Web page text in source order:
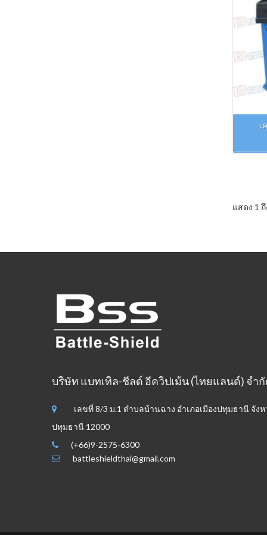
เ
แสดง 1
บริษัท แบทเทิล-ชีลด์ อีควิปเม้น (ไทยแลนด์) จำ
เลขที่ 8/3 ม.1 ตำบลบ้านฉาง อำเภอเมืองปทุมธานี จัง
ปทุมธานี 12000
(+66)9-2575-6300
battleshieldthai@gmail.com